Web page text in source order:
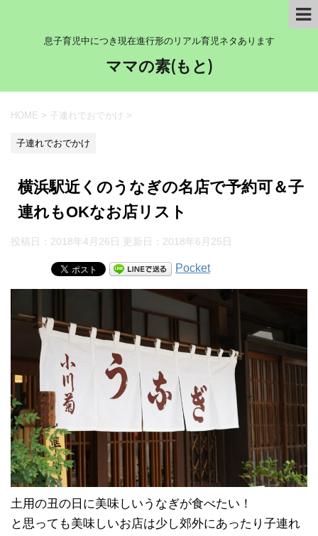
息子育児中につき現在進行形のリアル育児ネタあります
ママの素(もと)
HOME > 子連れでおでかけ >
子連れでおでかけ
横浜駅近くのうなぎの名店で予約可＆子
連れもOKなお店リスト
投稿日：2018年4月26日 更新日： 2018年6月25日
Pocket
土用の丑の日に美味しいうなぎが食べたい！
と思っても美味しいお店は少し郊外にあったり子連れ